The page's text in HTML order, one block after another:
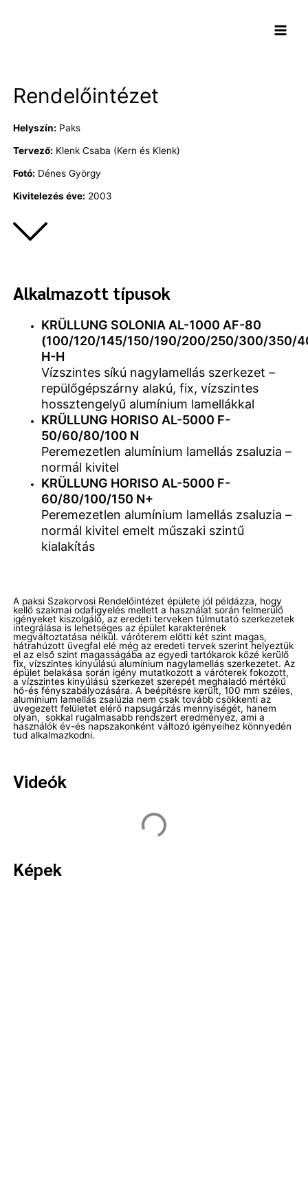
Menu
Rendelőintézet
Helyszín: Paks
Tervező: Klenk Csaba (Kern és Klenk)
Fotó: Dénes György
Kivitelezés éve: 2003
Alkalmazott típusok
KRÜLLUNG SOLONIA AL-1000 AF-80
(100/120/145/150/190/200/250/300/350/
H-H
Vízszintes síkú nagylamellás szerkezet –
repülőgépszárny alakú, fix, vízszintes
hossztengelyű alumínium lamellákkal
KRÜLLUNG HORISO AL-5000 F-
50/60/80/100 N
Peremezetlen alumínium lamellás zsaluzia –
normál kivitel
KRÜLLUNG HORISO AL-5000 F-
60/80/100/150 N+
Peremezetlen alumínium lamellás zsaluzia –
normál kivitel emelt műszaki szintű
kialakítás
A paksi Szakorvosi Rendelőintézet épülete jól példázza, hogy
kellő szakmai odafigyelés mellett a használat során felmerülő
igényeket kiszolgáló, az eredeti terveken túlmutató szerkezetek
integrálása is lehetséges az épület karakterének
megváltoztatása nélkül. váróterem előtti két szint magas,
hátrahúzott üvegfal elé még az eredeti tervek szerint helyeztük
el az első szint magasságába az egyedi tartókarok közé kerülő
fix, vízszintes kinyúlású alumínium nagylamellás szerkezetet. Az
épület belakása során igény mutatkozott a váróterek fokozott,
a vízszintes kinyúlású szerkezet szerepét meghaladó mértékű
hő-és fényszabályozására. A beépítésre került, 100 mm széles,
alumínium lamellás zsalúzia nem csak tovább csökkenti az
üvegezett felületet elérő napsugárzás mennyiségét, hanem
olyan, sokkal rugalmasabb rendszert eredményez, ami a
használók év-és napszakonként változó igényeihez könnyedén
tud alkalmazkodni.
Videók
Képek